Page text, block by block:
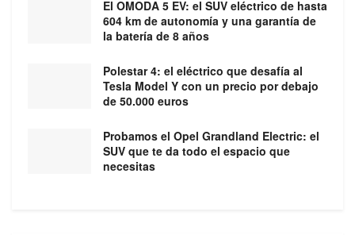
El OMODA 5 EV: el SUV eléctrico de hasta
604 km de autonomía y una garantía de
la batería de 8 años
Polestar 4: el eléctrico que desafía al
Tesla Model Y con un precio por debajo
de 50.000 euros
Probamos el Opel Grandland Electric: el
SUV que te da todo el espacio que
necesitas